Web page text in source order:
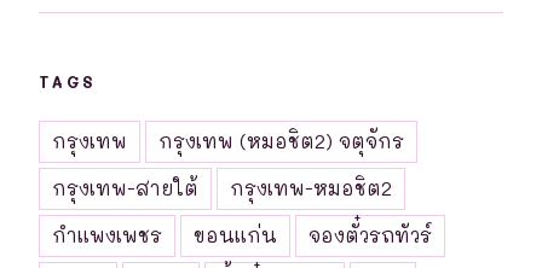
TAGS
กรุงเทพ
กรุงเทพ (หมอชิต2) จตุจักร
กรุงเทพ-สายใต้
กรุงเทพ-หมอชิต2
กำแพงเพชร
ขอนแก่น
จองตั๋วรถทัวร์